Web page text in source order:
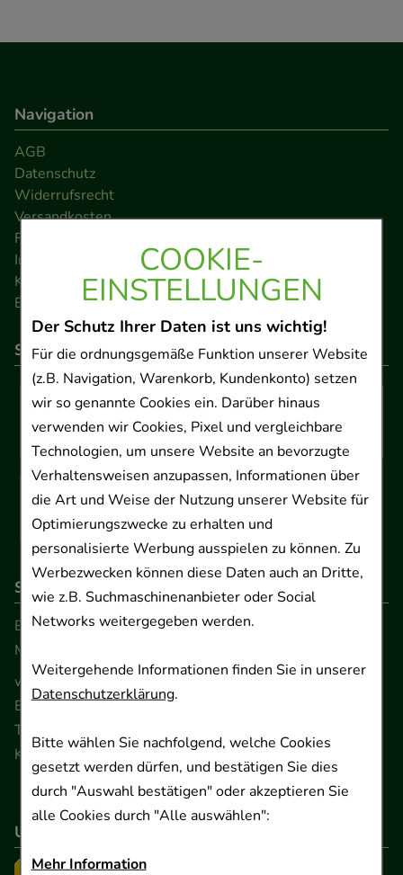
COOKIE-
EINSTELLUNGEN
Der Schutz Ihrer Daten ist uns wichtig!
Für die ordnungsgemäße Funktion unserer Website
(z.B. Navigation, Warenkorb, Kundenkonto) setzen
wir so genannte Cookies ein. Darüber hinaus
verwenden wir Cookies, Pixel und vergleichbare
Technologien, um unsere Website an bevorzugte
Verhaltensweisen anzupassen, Informationen über
die Art und Weise der Nutzung unserer Website für
Optimierungszwecke zu erhalten und
personalisierte Werbung ausspielen zu können. Zu
Werbezwecken können diese Daten auch an Dritte,
wie z.B. Suchmaschinenanbieter oder Social
Networks weitergegeben werden.
Weitergehende Informationen finden Sie in unserer
Datenschutzerklärung.
Bitte wählen Sie nachfolgend, welche Cookies
gesetzt werden dürfen, und bestätigen Sie dies
durch "Auswahl bestätigen" oder akzeptieren Sie
alle Cookies durch "Alle auswählen":
Mehr Information
Navigation
AGB
Datenschutz
Widerrufsrecht
Versandkosten
FAQ
Impressum
Kontakt
Barrierefreiheitserklärung
So können Sie bezahlen
So erreichen Sie uns
Beratung und Kundenservice:
Montag - Freitag von 9.00 bis 17.00 Uhr
www.ApoSalis.de · E-Mail: info@ApoSalis.de
Ernst-August-Platz 2 · 30159 Hannover
Telefon 0511 89 71 80 0 · Fax 0511 89 71 80 11
Kontaktformular
Unser Versanddienstleister